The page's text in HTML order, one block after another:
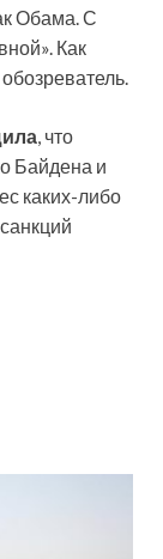
Обама. С
Как
, что
Байдена и
каких-либо